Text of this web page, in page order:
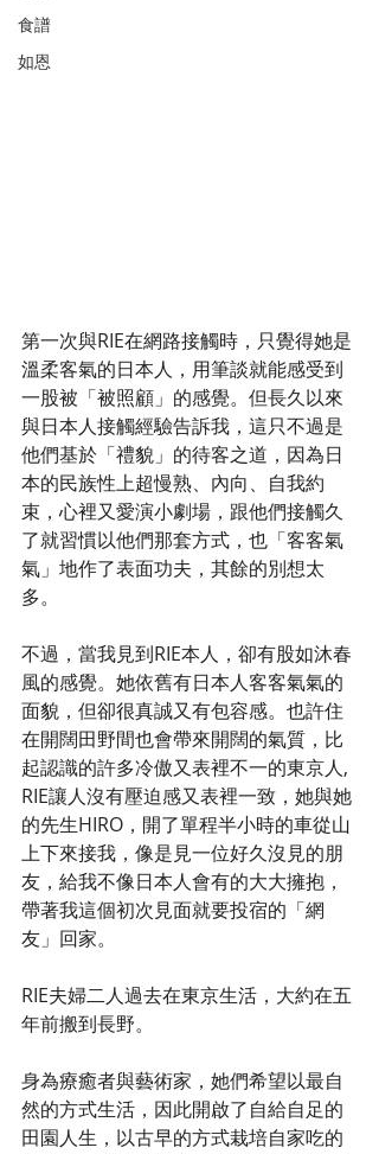
食譜
如恩
第一次與RIE在網路接觸時，只覺得她是
溫柔客氣的日本人，用筆談就能感受到
一股被「被照顧」的感覺。但長久以來
與日本人接觸經驗告訴我，這只不過是
他們基於「禮貌」的待客之道，因為日
本的民族性上超慢熟、內向、自我約
束，心裡又愛演小劇場，跟他們接觸久
了就習慣以他們那套方式，也「客客氣
氣」地作了表面功夫，其餘的別想太
多。
不過，當我見到RIE本人，卻有股如沐春
風的感覺。她依舊有日本人客客氣氣的
面貌，但卻很真誠又有包容感。也許住
在開闊田野間也會帶來開闊的氣質，比
起認識的許多冷傲又表裡不一的東京人,
RIE讓人沒有壓迫感又表裡一致，她與她
的先生HIRO，開了單程半小時的車從山
上下來接我，像是見一位好久沒見的朋
友，給我不像日本人會有的大大擁抱，
帶著我這個初次見面就要投宿的「網
友」回家。
RIE夫婦二人過去在東京生活，大約在五
年前搬到長野。
身為療癒者與藝術家，她們希望以最自
然的方式生活，因此開啟了自給自足的
田園人生，以古早的方式栽培自家吃的